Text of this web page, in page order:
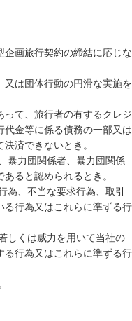
企画旅行契約の締結に応じな
は団体行動の円滑な実施を
て、旅行者の有するクレジ
代金等に係る債務の一部又は
済できないとき。
暴力団関係者、暴力団関係
ると認められるとき。
為、不当な要求行為、取引
る行為又はこれらに準ずる行
しくは威力を用いて当社の
る行為又はこれらに準ずる行